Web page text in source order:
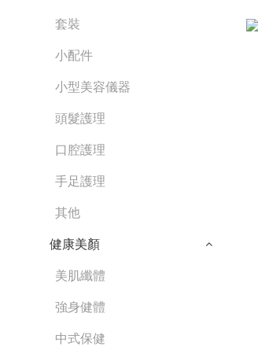
套裝
小配件
小型美容儀器
頭髮護理
口腔護理
手足護理
其他
健康美顏
美肌纖體
強身健體
中式保健